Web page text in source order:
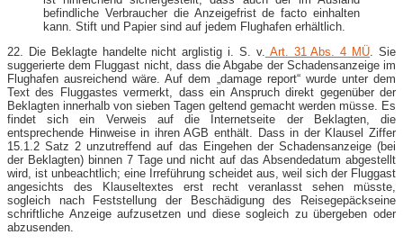
befindliche Verbraucher die Anzeigefrist de facto einhalten
kann. Stift und Papier sind auf jedem Flughafen erhältlich.
22. Die Beklagte handelte nicht arglistig i. S. v. Art. 31 Abs. 4 MÜ . Sie
suggerierte dem Fluggast nicht, dass die Abgabe der Schadensanzeige im
Flughafen ausreichend wäre. Auf dem „damage report“ wurde unter dem
Text des Fluggastes vermerkt, dass ein Anspruch direkt gegenüber der
Beklagten innerhalb von sieben Tagen geltend gemacht werden müsse. Es
findet sich ein Verweis auf die Internetseite der Beklagten, die
entsprechende Hinweise in ihren AGB enthält. Dass in der Klausel Ziffer
15.1.2 Satz 2 unzutreffend auf das Eingehen der Schadensanzeige (bei
der Beklagten) binnen 7 Tage und nicht auf das Absendedatum abgestellt
wird, ist unbeachtlich; eine Irreführung scheidet aus, weil sich der Fluggast
angesichts des Klauseltextes erst recht veranlasst sehen müsste,
sogleich nach Feststellung der Beschädigung des Reisegepäckseine
schriftliche Anzeige aufzusetzen und diese sogleich zu übergeben oder
abzusenden.